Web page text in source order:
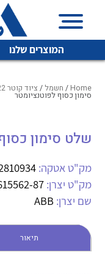
המוצרים שלנו
מיתוג, בקרה ,
חשמל מיתוג
בקרה
זיווד
לכל מוצרי היצרן
לכל מוצרי היצרן
Home
/ חשמל / ציוד קוטר 22 מ"מ וציוד קוטר 16 מ"מ
סימון כסוף לפוטנציומטר
שלט סימון
מק"ט אטקה:
מק"ט יצרן: 87
שם יצרן: ABB
תיאור